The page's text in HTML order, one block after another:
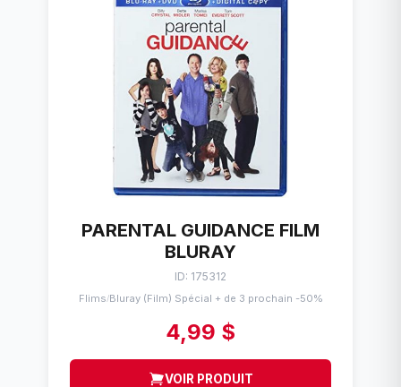
PARENTAL GUIDANCE FILM
BLURAY
ID: 175312
Flims/Bluray (Film) Spécial + de 3 prochain -50%
4,99 $
VOIR PRODUIT